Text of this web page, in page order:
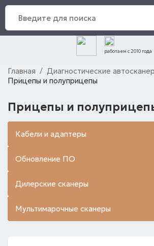
работаем с 2010 года
Главная / Диагностические
Прицепы и полуприцепы
Прицепы и
Кабели и адаптеры
Обновление ПО
Дилерские сканеры
Мультимарочные сканеры